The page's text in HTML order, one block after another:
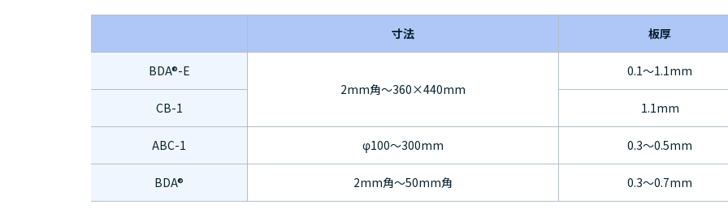
寸法 板厚
BDA®-E
2mm角～360×440mm
0.1～1.1mm
CB-1 1.1mm
ABC-1 φ100～300mm 0.3～0.5mm
BDA® 2mm角～50mm角 0.3～0.7mm